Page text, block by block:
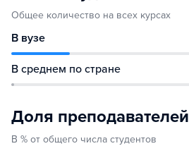
Общее количество на всех курсах
В вузе
В среднем по стране
Доля преподавателей
В % от общего числа студентов